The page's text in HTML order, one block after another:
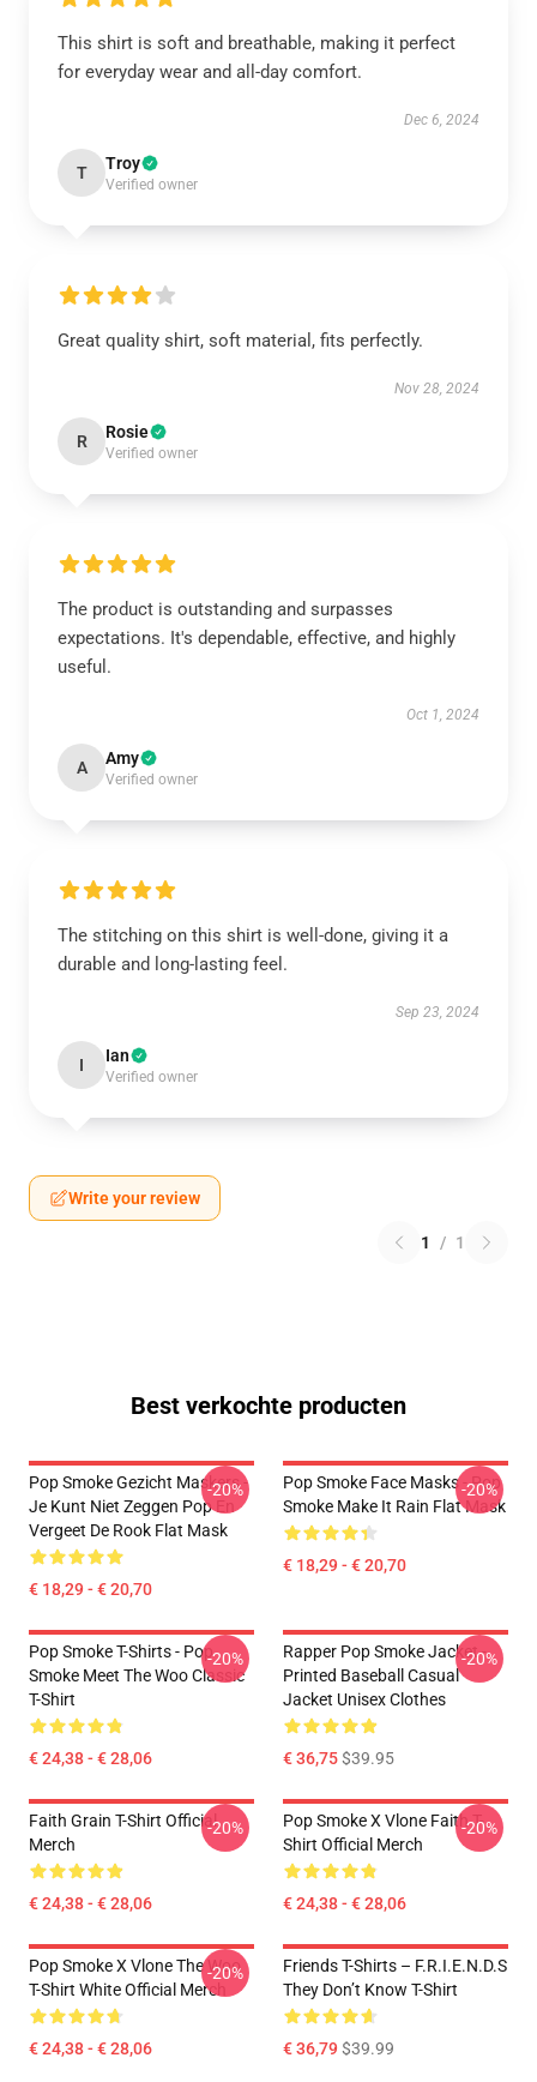
This shirt is soft and breathable, making it perfect
for everyday wear and all-day comfort.
Dec 6, 2024
T Troy
Verified owner
Great quality shirt, soft material, fits perfectly.
Nov 28, 2024
R Rosie
Verified owner
The product is outstanding and surpasses
expectations. It's dependable, effective, and highly
useful.
Oct 1, 2024
A Amy
Verified owner
The stitching on this shirt is well-done, giving it a
durable and long-lasting feel.
Sep 23, 2024
I Ian
Verified owner
Write your review
1 / 1
Best verkochte producten
Pop Smoke Gezicht Maskers -
Je Kunt Niet Zeggen Pop En
Vergeet De Rook Flat Mask
€ 18,29 - € 20,70
-20%
Pop Smoke Face Masks - Pop
Smoke Make It Rain Flat Mask
€ 18,29 - € 20,70
-20%
Pop Smoke T-Shirts - Pop
Smoke Meet The Woo Classic
T-Shirt
€ 24,38 - € 28,06
-20%
Rapper Pop Smoke Jacket -
Printed Baseball Casual
Jacket Unisex Clothes
€ 36,75$39.95
-20%
Faith Grain T-Shirt Official
Merch
€ 24,38 - € 28,06
-20%
Pop Smoke X Vlone Faith T-
Shirt Official Merch
€ 24,38 - € 28,06
-20%
Pop Smoke X Vlone The Woo
T-Shirt White Official Merch
€ 24,38 - € 28,06
-20%
Friends T-Shirts – F.R.I.E.N.D.S
They Don’t Know T-Shirt
€ 36,79$39.99